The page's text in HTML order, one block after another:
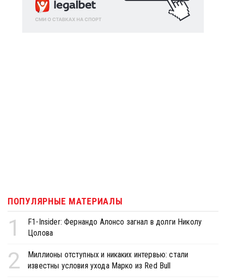
ПОПУЛЯРНЫЕ МАТЕРИАЛЫ
1
F1-Insider: Фернандо Алонсо загнал в долги Николу
Цолова
2
Миллионы отступных и никаких интервью: стали
известны условия ухода Марко из Red Bull